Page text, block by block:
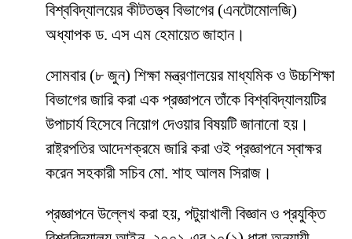
বিশ্ববিদ্যালয়ের কীটতত্ত্ব বিভাগের (এনটোমোলজি)
অধ্যাপক ড. এস এম হেমায়েত জাহান।
সোমবার (৮ জুন) শিক্ষা মন্ত্রণালয়ের মাধ্যমিক ও উচ্চশিক্ষা
বিভাগের জারি করা এক প্রজ্ঞাপনে তাঁকে বিশ্ববিদ্যালয়টির
উপাচার্য হিসেবে নিয়োগ দেওয়ার বিষয়টি জানানো হয়।
রাষ্ট্রপতির আদেশক্রমে জারি করা ওই প্রজ্ঞাপনে স্বাক্ষর
করেন সহকারী সচিব মো. শাহ আলম সিরাজ।
প্রজ্ঞাপনে উল্লেখ করা হয়, পটুয়াখালী বিজ্ঞান ও প্রযুক্তি